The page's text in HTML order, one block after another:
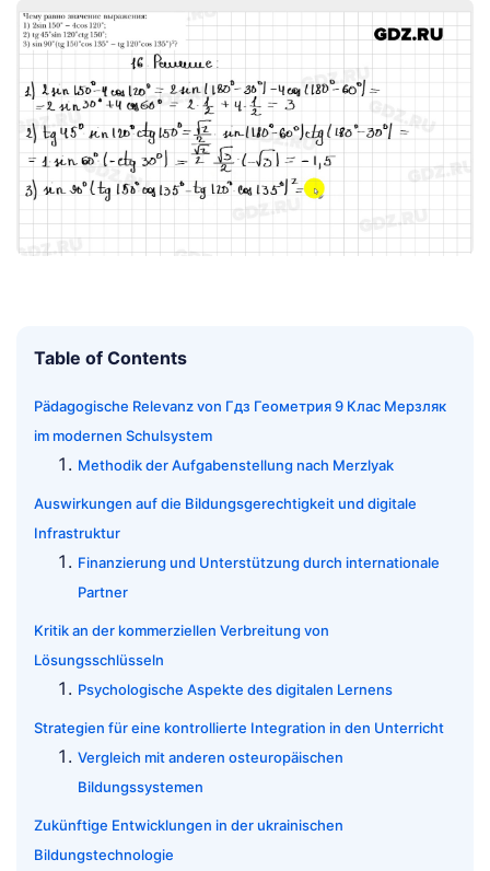
Table of Contents
Pädagogische Relevanz von Гдз Геометрия 9 Клас Мерзляк
im modernen Schulsystem
Methodik der Aufgabenstellung nach Merzlyak
Auswirkungen auf die Bildungsgerechtigkeit und digitale
Infrastruktur
Finanzierung und Unterstützung durch internationale
Partner
Kritik an der kommerziellen Verbreitung von
Lösungsschlüsseln
Psychologische Aspekte des digitalen Lernens
Strategien für eine kontrollierte Integration in den Unterricht
Vergleich mit anderen osteuropäischen
Bildungssystemen
Zukünftige Entwicklungen in der ukrainischen
Bildungstechnologie